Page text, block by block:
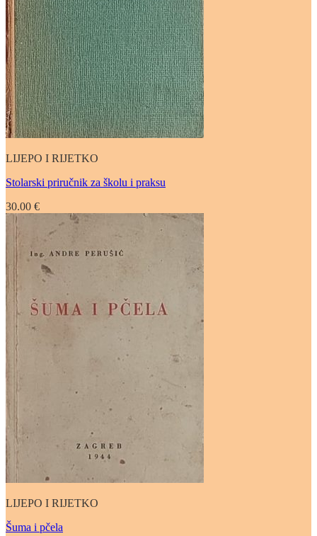
LIJEPO I RIJETKO
Stolarski priručnik za školu i praksu
30.00 €
LIJEPO I RIJETKO
Šuma i pčela